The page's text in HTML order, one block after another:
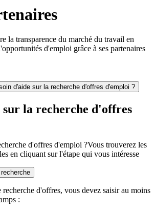
la transparence du marché du travail en
d'emploi grâce à ses partenaires
d'aide sur la recherche d'offres d'emploi ?
sur la recherche d'offres
d'offres d'emploi ?Vous trouverez les
en cliquant sur l'étape qui vous intéresse
recherche d'offres, vous devez saisir au moins
: